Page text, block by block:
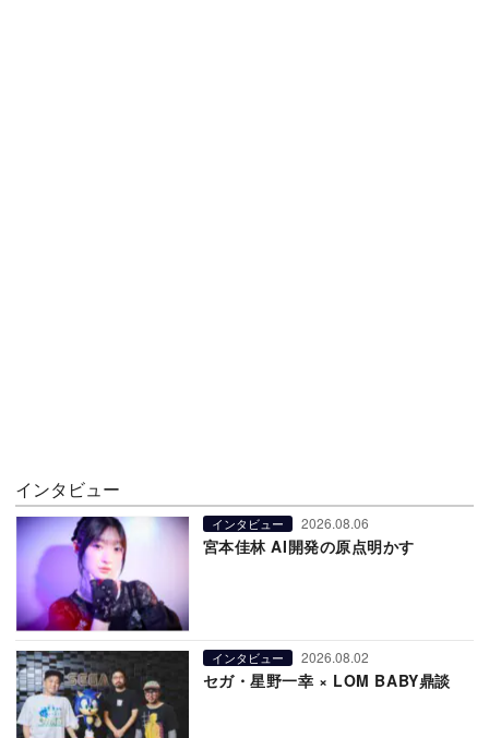
インタビュー
インタビュー 2026.08.06
宮本佳林 AI開発の原点明かす
インタビュー 2026.08.02
セガ・星野一幸 × LOM BABY鼎談